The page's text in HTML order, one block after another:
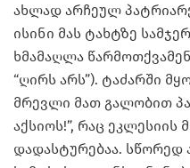
ახლად არჩეულ
ისინი მას ტახტზე
ხმამაღლა
“ღირს არს”). ტაძარში
მრევლი მათ გალობით
აქსიოს!”, რაც ეკლესიის
დადასტურებაა. სწორედ